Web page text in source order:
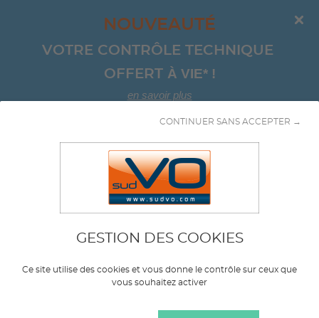
GESTION DES COOKIES
Ce site utilise des cookies et vous donne le contrôle sur ceux que
vous souhaitez activer
CONTINUER SANS ACCEPTER →
NOUVEAUTÉ
VOTRE CONTRÔLE TECHNIQUE
OFFERT À VIE*!
en savoir plus
Aller au contenu